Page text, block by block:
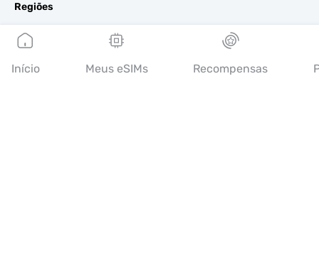
Regiões
eSIM para Europa
eSIM para Ásia
eSIM para Américas
Início Meus eSIMs Recompensas